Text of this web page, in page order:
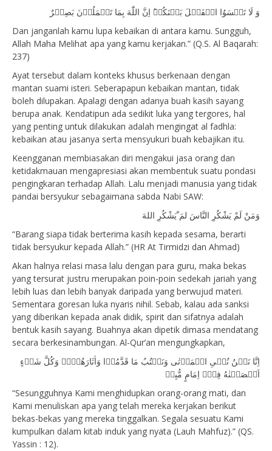
وَ لَا تَنۡسَوُا الۡفَضۡلَ بَيۡنَكُمۡ‌ؕ اِنَّ اللّٰهَ بِمَا تَعۡمَلُوۡنَ بَصِيۡرٌ
Dan janganlah kamu lupa kebaikan di antara kamu. Sungguh,
Allah Maha Melihat apa yang kamu kerjakan.” (Q.S. Al Baqarah:
237)
Ayat tersebut dalam konteks khusus berkenaan dengan
mantan suami isteri. Seberapapun kebaikan mantan, tidak
boleh dilupakan. Apalagi dengan adanya buah kasih sayang
berupa anak. Kendatipun ada sedikit luka yang tergores, hal
yang penting untuk dilakukan adalah mengingat al fadhla:
kebaikan atau jasanya serta mensyukuri buah kebajikan itu.
Keengganan membiasakan diri mengakui jasa orang dan
ketidakmauan mengapresiasi akan membentuk suatu pondasi
pengingkaran terhadap Allah. Lalu menjadi manusia yang tidak
pandai bersyukur sebagaimana sabda Nabi SAW:
ﻭَﻣَﻦْ ﻟَﻢْ ﻳَﺸْﻜُﺮِ ﺍﻟﻨَّﺎﺱَ ﻟﻢَ ْﻳَﺸْﻜُﺮِ ﺍﻟﻠﻪَ
“Barang siapa tidak berterima kasih kepada sesama, berarti
tidak bersyukur kepada Allah.” (HR At Tirmidzi dan Ahmad)
Akan halnya relasi masa lalu dengan para guru, maka bekas
yang tersurat justru merupakan poin-poin sedekah jariah yang
lebih luas dan lebih banyak daripada yang berwujud materi.
Sementara goresan luka nyaris nihil. Sebab, kalau ada sanksi
yang diberikan kepada anak didik, spirit dan sifatnya adalah
bentuk kasih sayang. Buahnya akan dipetik dimasa mendatang
secara berkesinambungan. Al-Qur’an mengungkapkan,
اِنَّا نَحۡنُ نُحۡىِ الۡمَوۡتٰى وَنَكۡتُبُ مَا قَدَّمُوۡا وَاٰثَارَهُمۡؕؔ وَكُلَّ شَىۡءٍ
اَحۡصَيۡنٰهُ فِىۡۤ اِمَامٍ مُّبِيۡ
“Sesungguhnya Kami menghidupkan orang-orang mati, dan
Kami menuliskan apa yang telah mereka kerjakan berikut
bekas-bekas yang mereka tinggalkan. Segala sesuatu Kami
kumpulkan dalam kitab induk yang nyata (Lauh Mahfuz).” (QS.
Yassin : 12).